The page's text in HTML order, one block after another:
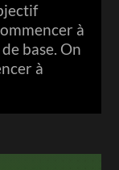
à
base. On
à